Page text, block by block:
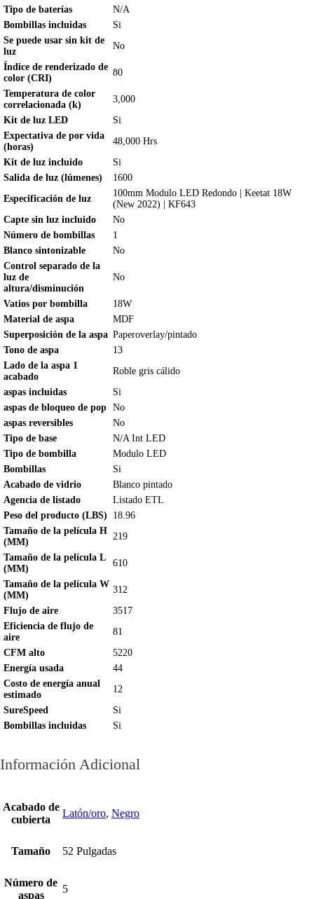
Tipo de baterías
N/A
Bombillas incluidas
Si
Se puede usar sin kit de
luz
No
Índice de renderizado de
color (CRI)
80
Temperatura de color
correlacionada (k)
3,000
Kit de luz LED
Si
Expectativa de por vida
(horas)
48,000 Hrs
Kit de luz incluido
Si
Salida de luz (lúmenes)
1600
Especificación de luz
100mm Modulo LED Redondo | Keetat 18W
(New 2022) | KF643
Capte sin luz incluido
No
Número de bombillas
1
Blanco sintonizable
No
Control separado de la
luz de
altura/disminución
No
Vatios por bombilla
18W
Material de aspa
MDF
Superposición de la aspa Paperoverlay/pintado
Tono de aspa
13
Lado de la aspa 1
acabado
Roble gris cálido
aspas incluidas
Si
aspas de bloqueo de pop No
aspas reversibles
No
Tipo de base
N/A Int LED
Tipo de bombilla
Modulo LED
Bombillas
Si
Acabado de vidrio
Blanco pintado
Agencia de listado
Listado ETL
Peso del producto (LBS)
18.96
Tamaño de la película H
(MM)
219
Tamaño de la película L
(MM)
610
Tamaño de la película W
(MM)
312
Flujo de aire
3517
Eficiencia de flujo de
aire
81
CFM alto
5220
Energía usada
44
Costo de energía anual
estimado
12
SureSpeed
Si
Bombillas incluidas
Si
Información Adicional
Acabado de
cubierta
Latón/oro, Negro
Tamaño 52 Pulgadas
Número de
aspas
5